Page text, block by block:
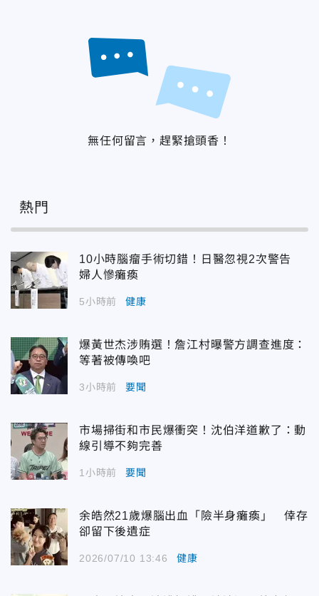
無任何留言，趕緊搶頭香！
熱門
10小時腦瘤手術切錯！日醫忽視2次警告
婦人慘癱瘓
5小時前 健康
爆黃世杰涉賄選！詹江村曝警方調查進度：
等著被傳喚吧
3小時前 要聞
市場掃街和市民爆衝突！沈伯洋道歉了：動
線引導不夠完善
1小時前 要聞
余皓然21歲爆腦出血「險半身癱瘓」 倖存
卻留下後遺症
2026/07/10 13:46 健康